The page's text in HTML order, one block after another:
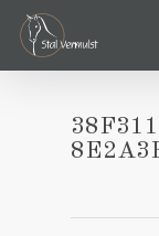
Skip
main